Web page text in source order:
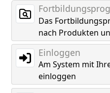
Das
nach Produkten
Einloggen
Am System mit
einloggen